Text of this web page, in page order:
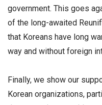
government. This goes
of the long-awaited
that Koreans have long
way and without foreign
Finally, we show our
Korean organizations,